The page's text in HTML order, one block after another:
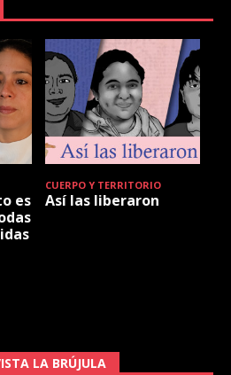
es
CUERPO Y TERRITORIO
Así las liberaron
LA BRÚJULA